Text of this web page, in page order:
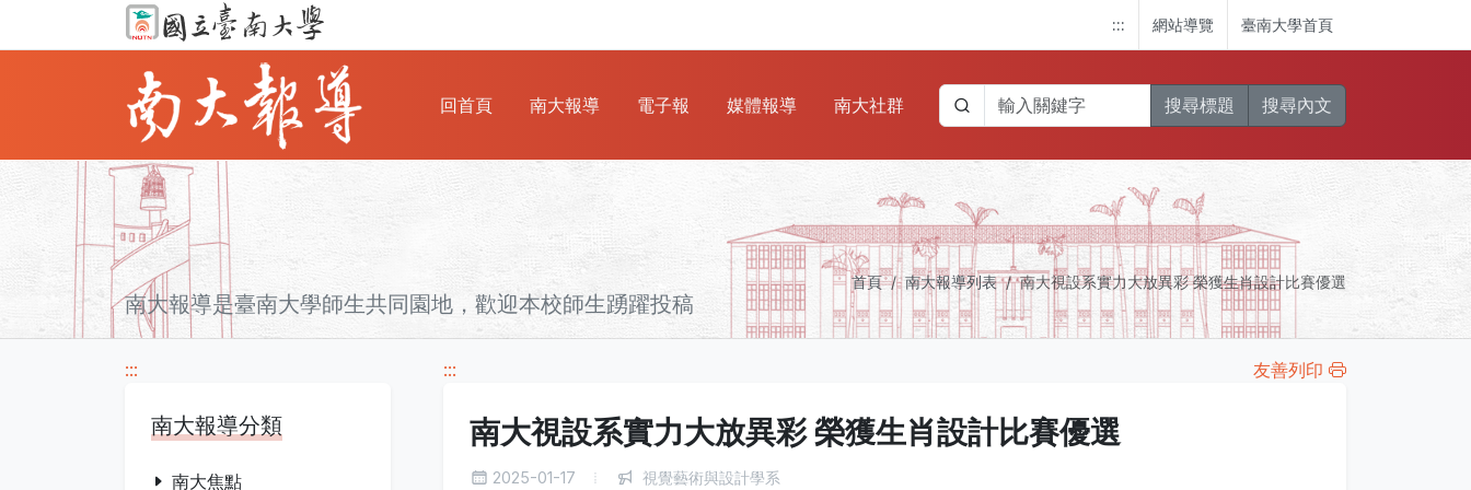
::: 網站導覽 臺南大學首頁
回首頁 南大報導 電子報 媒體報導 南大社群 搜尋標題 搜尋內文
南大報導是臺南大學師生共同園地，歡迎本校師生踴躍投稿
首頁 南大報導列表 南大視設系實力大放異彩 榮獲生肖設計比賽優選
::: 友善列印
南大視設系實力大放異彩 榮獲生肖設計比賽優選
2025-01-17 視覺藝術與設計學系
:::
南大報導分類
南大焦點